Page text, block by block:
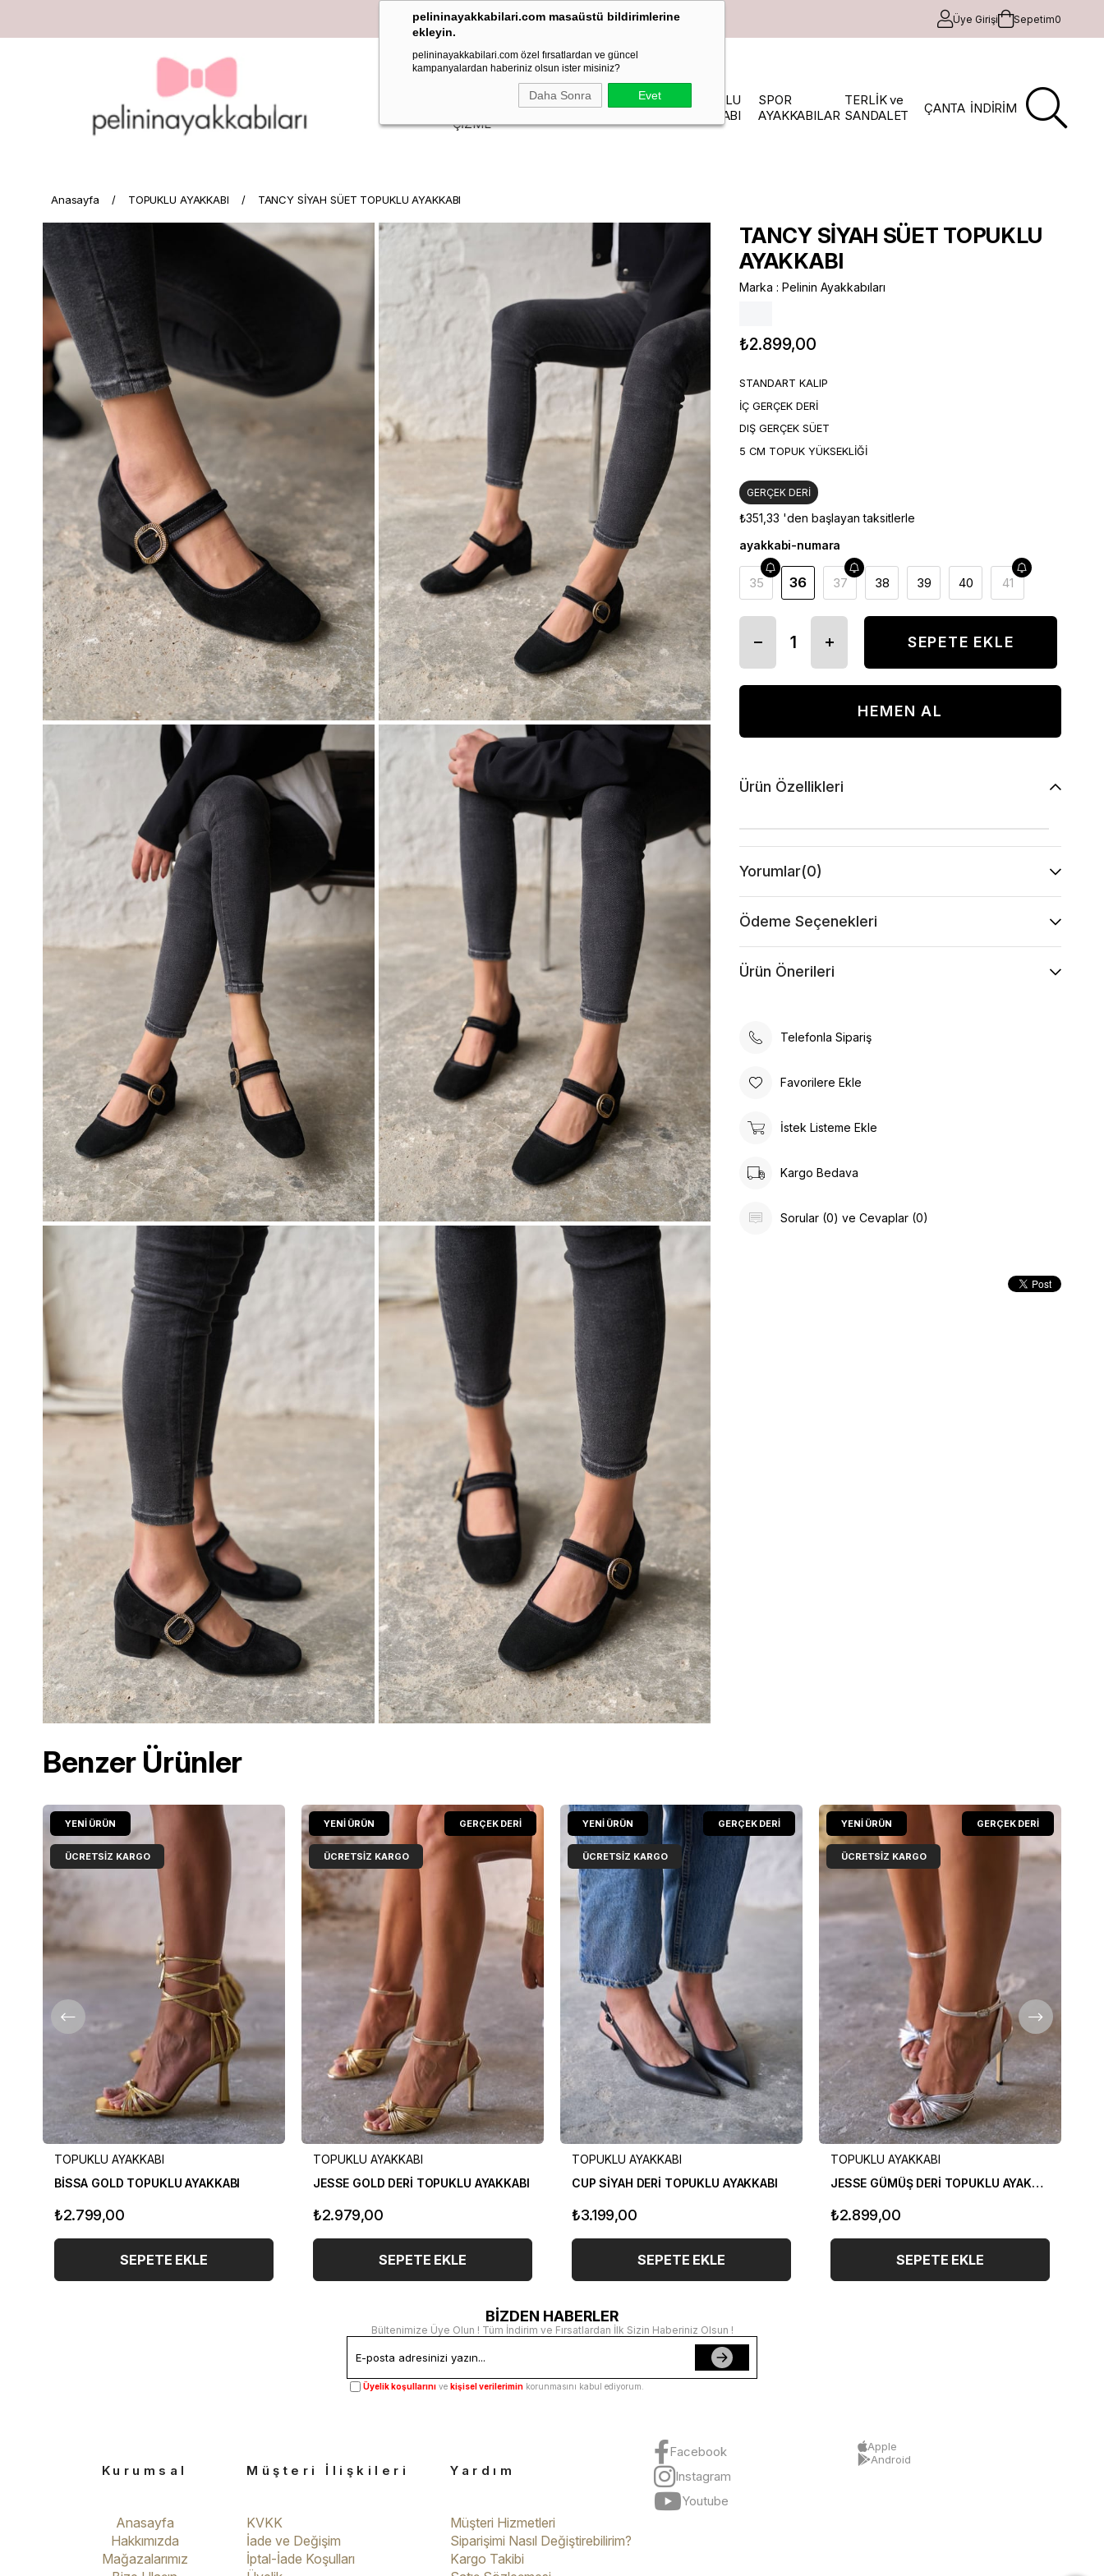
pelininayakkabilari.com masaüstü bildirimlerine
ekleyin.
pelininayakkabilari.com özel fırsatlardan ve güncel
kampanyalardan haberiniz olsun ister misiniz?
Daha Sonra Evet
Üye Girişi Sepetim0
ÇİZME
STİLETTO MAKOSEN
TOPUKLU
AYAKKABI
SPOR
AYAKKABILAR
TERLİK ve
SANDALET
ÇANTA İNDİRİM
Anasayfa TOPUKLU AYAKKABI TANCY SİYAH SÜET TOPUKLU AYAKKABI
TANCY SİYAH SÜET TOPUKLU
AYAKKABI
Marka : Pelinin Ayakkabıları
₺2.899,00
STANDART KALIP
İÇ GERÇEK DERİ
DIŞ GERÇEK SÜET
5 CM TOPUK YÜKSEKLİĞİ
GERÇEK DERİ
₺351,33 'den başlayan taksitlerle
ayakkabi-numara
35 36 37 38 39 40 41
Ürün Özellikleri
Yorumlar(0)
Ödeme Seçenekleri
Ürün Önerileri
Telefonla Sipariş
Favorilere Ekle
İstek Listeme Ekle
Kargo Bedava
Sorular (0) ve Cevaplar (0)
Benzer Ürünler
TOPUKLU AYAKKABI
BİSSA GOLD TOPUKLU AYAKKABI
₺2.799,00
SEPETE EKLE
YENI ÜRÜN
ÜCRETSIZ KARGO
TOPUKLU AYAKKABI
JESSE GOLD DERİ TOPUKLU AYAKKABI
₺2.979,00
SEPETE EKLE
YENI ÜRÜN
ÜCRETSIZ KARGO
GERÇEK DERİ
TOPUKLU AYAKKABI
CUP SİYAH DERİ TOPUKLU AYAKKABI
₺3.199,00
SEPETE EKLE
YENI ÜRÜN
ÜCRETSIZ KARGO
GERÇEK DERİ
TOPUKLU AYAKKABI
JESSE GÜMÜŞ DERİ TOPUKLU AYAKKABI
₺2.899,00
SEPETE EKLE
YENI ÜRÜN
ÜCRETSIZ KARGO
GERÇEK DERİ
BİZDEN HABERLER
Bültenimize Üye Olun ! Tüm İndirim ve Fırsatlardan İlk Sizin Haberiniz Olsun !
Üyelik koşullarını ve kişisel verilerimin korunmasını kabul ediyorum.
Kurumsal
Anasayfa
Hakkımızda
Mağazalarımız
Müşteri İlişkileri
KVKK
İade ve Değişim
İptal-İade Koşulları
Yardım
Müşteri Hizmetleri
Siparişimi Nasıl Değiştirebilirim?
Kargo Takibi
Facebook
Instagram
Youtube
Apple
Android